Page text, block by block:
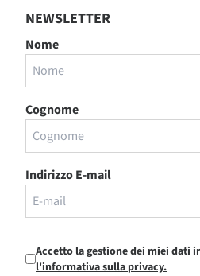
NEWSLETTER
Nome
Cognome
Indirizzo E-mail
Accetto la gestione dei miei dati
l'informativa sulla privacy.